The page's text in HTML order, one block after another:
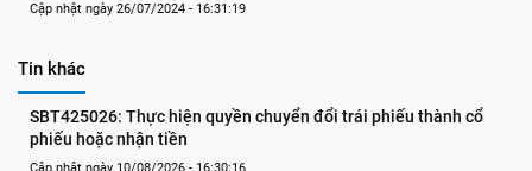
Cập nhật ngày 26/07/2024 - 16:31:19
Tin khác
SBT425026: Thực hiện quyền chuyển đổi trái phiếu thành cổ
phiếu hoặc nhận tiền